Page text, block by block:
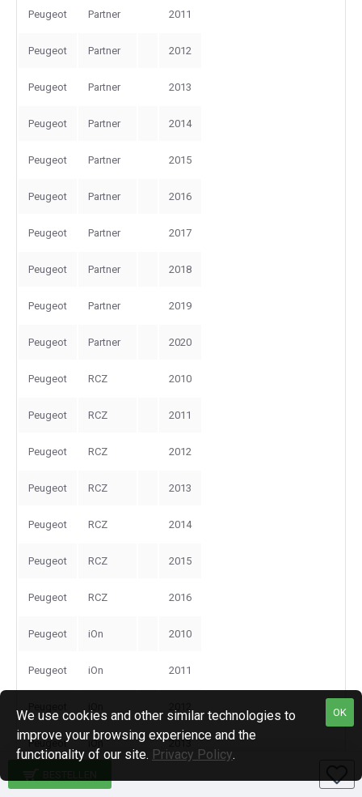
Peugeot Partner 2011
Peugeot Partner 2012
Peugeot Partner 2013
Peugeot Partner 2014
Peugeot Partner 2015
Peugeot Partner 2016
Peugeot Partner 2017
Peugeot Partner 2018
Peugeot Partner 2019
Peugeot Partner 2020
Peugeot RCZ 2010
Peugeot RCZ 2011
Peugeot RCZ 2012
Peugeot RCZ 2013
Peugeot RCZ 2014
Peugeot RCZ 2015
Peugeot RCZ 2016
Peugeot iOn 2010
Peugeot iOn 2011
Peugeot iOn 2013
Peugeot iOn 2014
OK
We use cookies and other similar technologies to
improve your browsing experience and the
functionality of our site. Privacy Policy.